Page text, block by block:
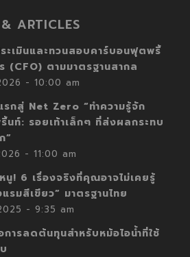
ARTICLES
ะเมินและทวนสอบคาร์บอนฟุตพริ้
(CFO) ตามมาตรฐานสากล
- 10:00 am
รกสู่ Net Zero “ทำความรู้จัก
นท์: รอยเท้าเล็กๆ ที่ส่งผลกระทบ
”
- 11:00 am
นู! 6 เรื่องจริงที่คุณอาจไม่เคยรู้
รมสีเขียว” มาตรฐานไทย
- 9:35 am
การลดต้นทุนสำหรับหม้อไอน้ำที่ใช้